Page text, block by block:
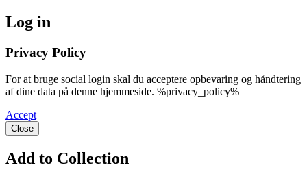
Log in
Privacy Policy
For at bruge social login skal du acceptere opbevaring og håndtering
af dine data på denne hjemmeside. %privacy_policy%
Accept
Close
Add to Collection